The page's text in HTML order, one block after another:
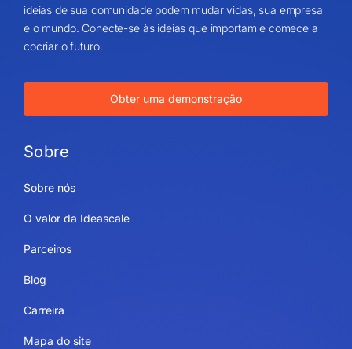
ideias de sua comunidade podem mudar vidas, sua empresa
e o mundo. Conecte-se às ideias que importam e comece a
cocriar o futuro.
Obter uma demonstração
Sobre
Sobre nós
O valor da Ideascale
Parceiros
Blog
Carreira
Mapa do site